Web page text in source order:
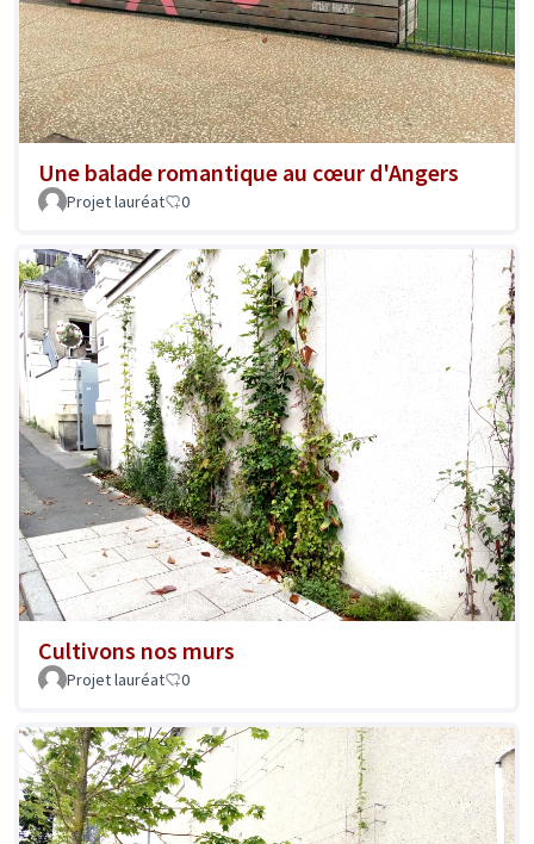
Une balade romantique au cœur d'Angers
Projet lauréat 0
Cultivons nos murs
Projet lauréat 0